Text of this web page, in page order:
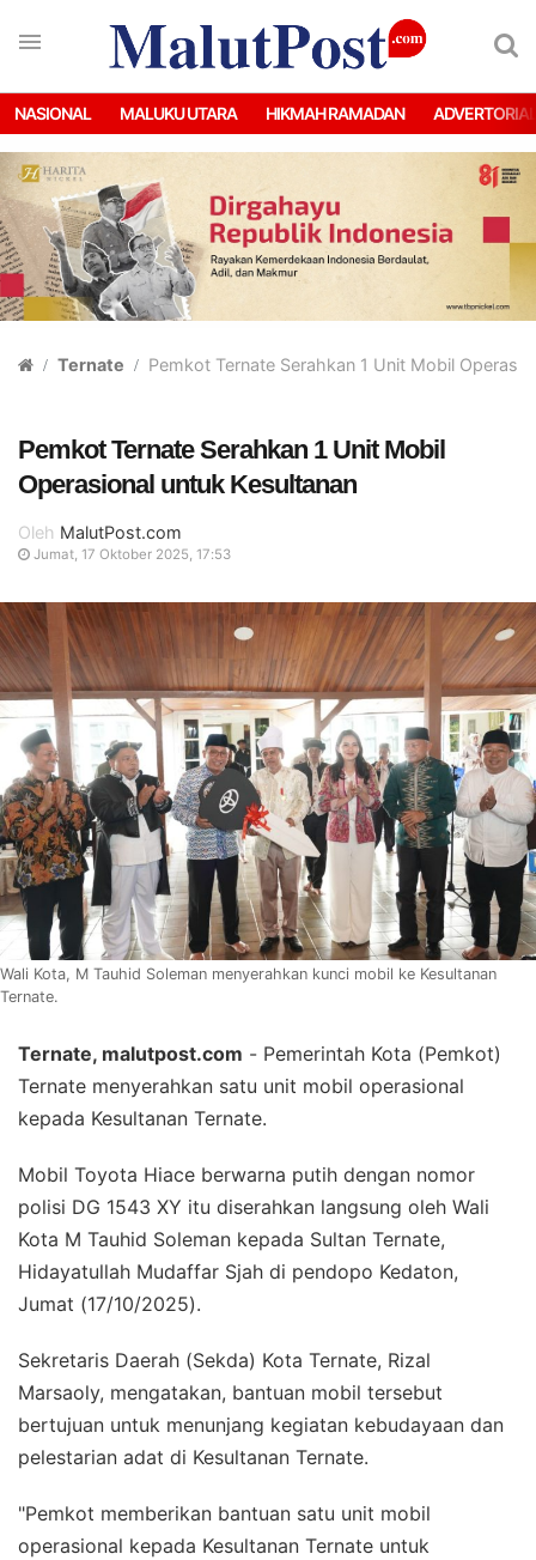
NASIONAL MALUKU UTARA HIKMAH RAMADAN ADVERTORIAL
Ternate Pemkot Ternate Serahkan 1 Unit Mobil
Pemkot Ternate Serahkan 1 Unit Mobil
Operasional untuk Kesultanan
Oleh MalutPost.com
Jumat, 17 Oktober 2025, 17:53
Wali Kota, M Tauhid Soleman menyerahkan kunci mobil ke Kesultanan
Ternate.
Ternate, malutpost.com - Pemerintah Kota (Pemkot)
Ternate menyerahkan satu unit mobil operasional
kepada Kesultanan Ternate.
Mobil Toyota Hiace berwarna putih dengan nomor
polisi DG 1543 XY itu diserahkan langsung oleh Wali
Kota M Tauhid Soleman kepada Sultan Ternate,
Hidayatullah Mudaffar Sjah di pendopo Kedaton,
Jumat (17/10/2025).
Sekretaris Daerah (Sekda) Kota Ternate, Rizal
Marsaoly, mengatakan, bantuan mobil tersebut
bertujuan untuk menunjang kegiatan kebudayaan dan
pelestarian adat di Kesultanan Ternate.
"Pemkot memberikan bantuan satu unit mobil
operasional kepada Kesultanan Ternate untuk